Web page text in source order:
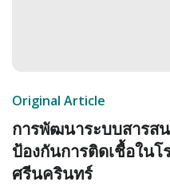
Original Article
การพัฒนาระบบสารสน
ป้องกันการติดเชื้อในโ
ศรีนครินทร์